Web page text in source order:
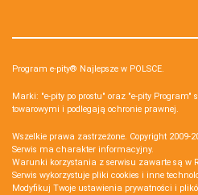
Program e-pity® Najlepsze w POLSCE.
Marki: "e-pity po prostu" oraz "e-pity
towarowymi i podlegają ochronie prawnej.
Wszelkie prawa zastrzeżone. Copyright 2009-
Serwis ma charakter informacyjny.
Warunki korzystania z serwisu zawarte są w
Serwis wykorzystuje pliki cookies i inne
Modyfikuj Twoje ustawienia prywatności i